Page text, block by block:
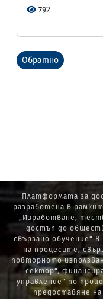
792
Обратно
Платформата за
разработена в
„Изработване,
достъп до
свързано обучение“
на процесите,
повторното
сектор“,
управление“ по
предоставяне